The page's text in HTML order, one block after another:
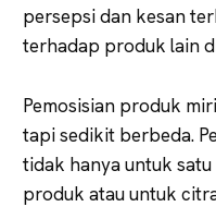
persepsi dan kesan
terhadap produk lain
Pemosisian produk
tapi sedikit berbeda.
tidak hanya untuk
produk atau untuk